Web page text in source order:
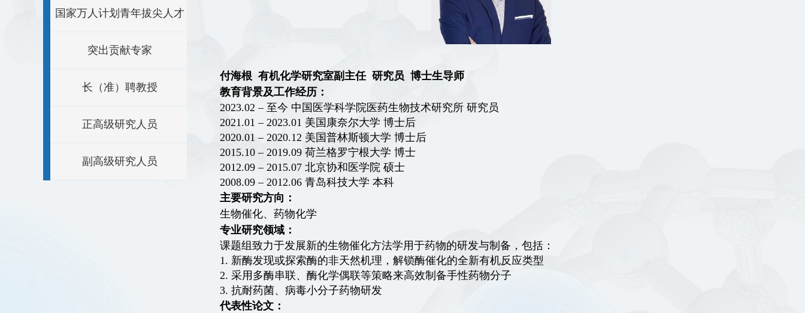
国家万人计划青年拔尖人才
突出贡献专家
长（准）聘教授
正高级研究人员
副高级研究人员
付海根 有机化学研究室副主任 研究员 博士生导师
教育背景及工作经历：
2023.02 – 至今 中国医学科学院医药生物技术研究所 研究员
2021.01 – 2023.01 美国康奈尔大学 博士后
2020.01 – 2020.12 美国普林斯顿大学 博士后
2015.10 – 2019.09 荷兰格罗宁根大学 博士
2012.09 – 2015.07 北京协和医学院 硕士
2008.09 – 2012.06 青岛科技大学 本科
主要研究方向：
生物催化、药物化学
专业研究领域：
课题组致力于发展新的生物催化方法学用于药物的研发与制备，包括：
1. 新酶发现或探索酶的非天然机理，解锁酶催化的全新有机反应类型
2. 采用多酶串联、酶化学偶联等策略来高效制备手性药物分子
3. 抗耐药菌、病毒小分子药物研发
代表性论文：